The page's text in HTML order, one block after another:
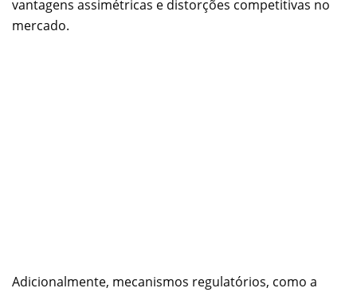
vantagens assimétricas e distorções competitivas no
mercado.
Adicionalmente, mecanismos regulatórios, como a